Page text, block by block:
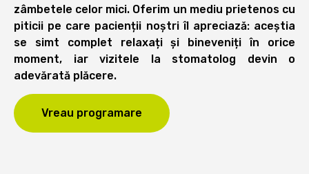
zâmbetele celor mici. Oferim un mediu prietenos cu
piticii pe care pacienții noștri îl apreciază: aceștia
se simt complet relaxați și bineveniți în orice
moment, iar vizitele la stomatolog devin o
adevărată plăcere.
Vreau programare